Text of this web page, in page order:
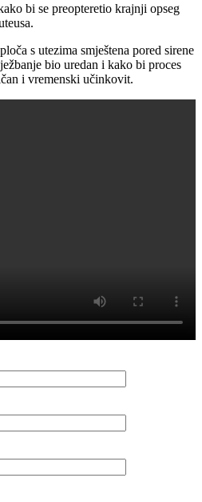
bi se preopteretio krajnji opseg
s utezima smještena pored sirene
bio uredan i kako bi proces
i vremenski učinkovit.